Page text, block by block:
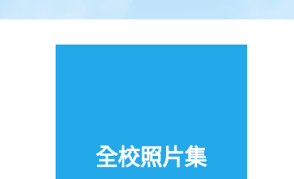
全校照片集